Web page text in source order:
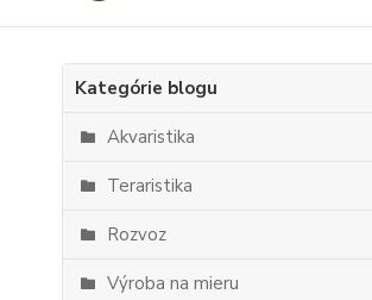
Kategórie blogu
Akvaristika
Teraristika
Rozvoz
Výroba na mieru